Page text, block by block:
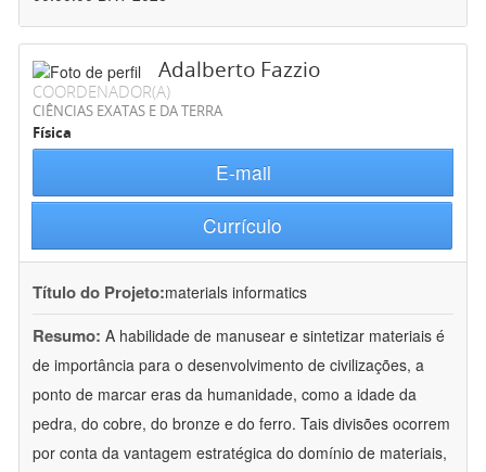
Adalberto Fazzio
COORDENADOR(A)
CIÊNCIAS EXATAS E DA TERRA
Física
E-mail
Currículo
Título do Projeto:materials informatics
Resumo: A habilidade de manusear e sintetizar materiais é
de importância para o desenvolvimento de civilizações, a
ponto de marcar eras da humanidade, como a idade da
pedra, do cobre, do bronze e do ferro. Tais divisões ocorrem
por conta da vantagem estratégica do domínio de materiais,